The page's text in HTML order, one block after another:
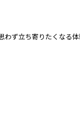
ず立ち寄りたくなる体